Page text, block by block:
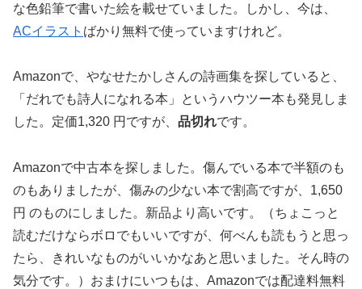
な色鉛筆で書いた絵を載せていました。しかし、今は、
ACイラスト ばかり無料で使っていますけれど。
Amazonで、やなせたかしさんの詩画集を探していると、
「だれでも詩人になれる本」というハウツー本も発見しま
した。定価1,320 円ですが、 品切れです。
Amazonで中古本を探しました。傷んでいる本で半額のも
のもありましたが、傷みの少ない本で割高ですが、1,650
円 のものにしました。新品より高いです。（ちょこっと
読むだけならボロでもいいですが、何べんも読もうと思っ
たら、きれいなものがいいかなあと思いました。そん時の
気分です。）おまけにいつもは、Amazonでは配達料無料